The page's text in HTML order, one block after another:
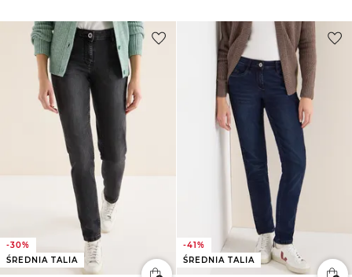
-30%
ŚREDNIA TALIA
-41%
ŚREDNIA TALIA